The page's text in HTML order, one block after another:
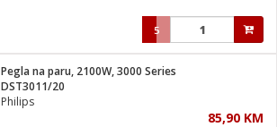
5
Pegla na paru, 2100W, 3000 Series
DST3011/20
Philips
85,90 KM